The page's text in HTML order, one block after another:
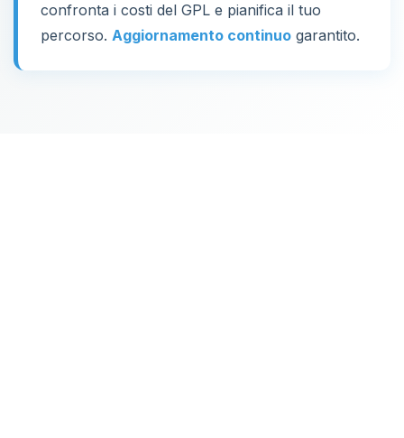
confronta i costi del GPL e pianifica il tuo
percorso. Aggiornamento continuo garantito.